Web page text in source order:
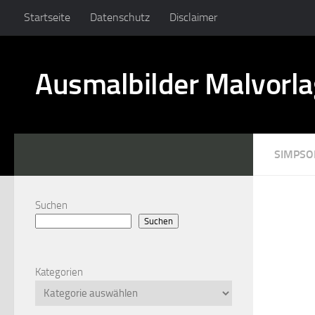
Startseite Datenschutz Disclaimer
Ausmalbilder
Suchen
Suchen
Kategorien